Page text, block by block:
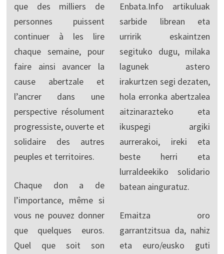
que des milliers de
personnes puissent
continuer à les lire
chaque semaine, pour
faire ainsi avancer la
cause abertzale et
l’ancrer dans une
perspective résolument
progressiste, ouverte et
solidaire des autres
peuples et territoires.
Chaque don a de
l’importance, même si
vous ne pouvez donner
que quelques euros.
Quel que soit son
Enbata.Info artikuluak
sarbide librean eta
urririk eskaintzen
segituko dugu, milaka
lagunek astero
irakurtzen segi dezaten,
hola erronka abertzalea
aitzinarazteko eta
ikuspegi argiki
aurrerakoi, ireki eta
beste herri eta
lurraldeekiko solidario
batean ainguratuz.
Emaitza oro
garrantzitsua da, nahiz
eta euro/eusko guti